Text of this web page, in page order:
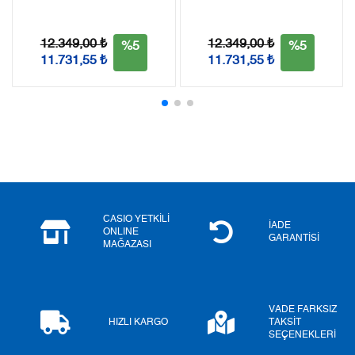
Taksit Taksit Tutarı Toplam Tutar
0,00 ₺
12.349,00 ₺
11.731,55 ₺
%5
12.349,00 ₺
11.731,55 ₺
%5
CASIO YETKİLİ
ONLINE
MAĞAZASI
İADE
GARANTİSİ
HIZLI KARGO
VADE FARKSIZ
TAKSİT
SEÇENEKLERİ